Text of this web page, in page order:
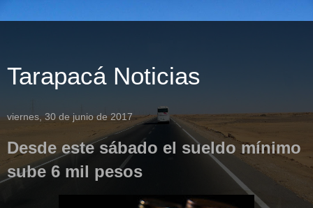
Tarapacá Noticias
viernes, 30 de junio de 2017
Desde este sábado el sueldo mínimo
sube 6 mil pesos